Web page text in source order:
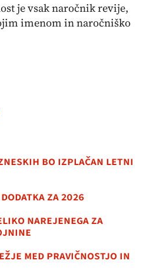
je vsak naročnik revije,
imenom in naročniško
bo izplačan letni
za 2026
narejenega za
med pravičnostjo in